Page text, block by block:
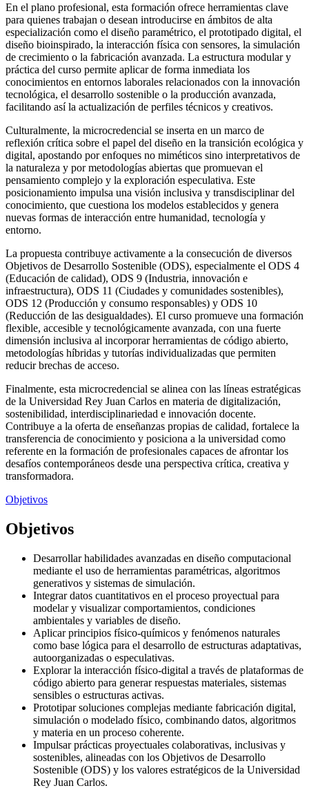
En el plano profesional, esta formación ofrece herramientas clave
para quienes trabajan o desean introducirse en ámbitos de alta
especialización como el diseño paramétrico, el prototipado digital, el
diseño bioinspirado, la interacción física con sensores, la simulación
de crecimiento o la fabricación avanzada. La estructura modular y
práctica del curso permite aplicar de forma inmediata los
conocimientos en entornos laborales relacionados con la innovación
tecnológica, el desarrollo sostenible o la producción avanzada,
facilitando así la actualización de perfiles técnicos y creativos.
Culturalmente, la microcredencial se inserta en un marco de
reflexión crítica sobre el papel del diseño en la transición ecológica y
digital, apostando por enfoques no miméticos sino interpretativos de
la naturaleza y por metodologías abiertas que promuevan el
pensamiento complejo y la exploración especulativa. Este
posicionamiento impulsa una visión inclusiva y transdisciplinar del
conocimiento, que cuestiona los modelos establecidos y genera
nuevas formas de interacción entre humanidad, tecnología y
entorno.
La propuesta contribuye activamente a la consecución de diversos
Objetivos de Desarrollo Sostenible (ODS), especialmente el ODS 4
(Educación de calidad), ODS 9 (Industria, innovación e
infraestructura), ODS 11 (Ciudades y comunidades sostenibles),
ODS 12 (Producción y consumo responsables) y ODS 10
(Reducción de las desigualdades). El curso promueve una formación
flexible, accesible y tecnológicamente avanzada, con una fuerte
dimensión inclusiva al incorporar herramientas de código abierto,
metodologías híbridas y tutorías individualizadas que permiten
reducir brechas de acceso.
Finalmente, esta microcredencial se alinea con las líneas estratégicas
de la Universidad Rey Juan Carlos en materia de digitalización,
sostenibilidad, interdisciplinariedad e innovación docente.
Contribuye a la oferta de enseñanzas propias de calidad, fortalece la
transferencia de conocimiento y posiciona a la universidad como
referente en la formación de profesionales capaces de afrontar los
desafíos contemporáneos desde una perspectiva crítica, creativa y
transformadora.
Objetivos
Objetivos
Desarrollar habilidades avanzadas en diseño computacional
mediante el uso de herramientas paramétricas, algoritmos
generativos y sistemas de simulación.
Integrar datos cuantitativos en el proceso proyectual para
modelar y visualizar comportamientos, condiciones
ambientales y variables de diseño.
Aplicar principios físico-químicos y fenómenos naturales
como base lógica para el desarrollo de estructuras adaptativas,
autoorganizadas o especulativas.
Explorar la interacción físico-digital a través de plataformas de
código abierto para generar respuestas materiales, sistemas
sensibles o estructuras activas.
Prototipar soluciones complejas mediante fabricación digital,
simulación o modelado físico, combinando datos, algoritmos
y materia en un proceso coherente.
Impulsar prácticas proyectuales colaborativas, inclusivas y
sostenibles, alineadas con los Objetivos de Desarrollo
Sostenible (ODS) y los valores estratégicos de la Universidad
Rey Juan Carlos.